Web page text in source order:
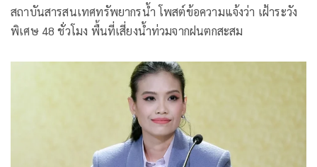
สถาบันสารสนเทศทรัพยากรน้ำ โพสต์ข้อความแจ้งว่า เฝ้าระวัง
พิเศษ 48 ชั่วโมง พื้นที่เสี่ยงน้ำท่วมจากฝนตกสะสม